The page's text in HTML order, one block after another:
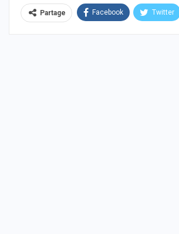
Partage Facebook Twitter